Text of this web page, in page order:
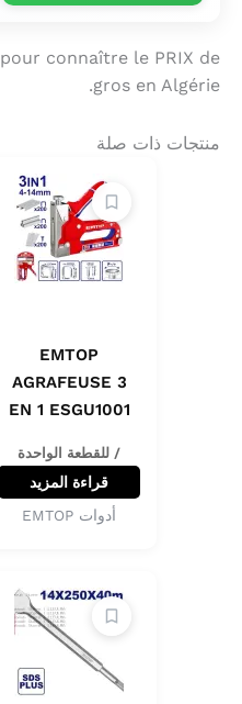
pour connaître le PRIX de
gros en Algérie.
منتجات ذات صلة
EMTOP
AGRAFEUSE 3
EN 1 ESGU1001
/ للقطعة الواحدة
قراءة المزيد
أدوات EMTOP